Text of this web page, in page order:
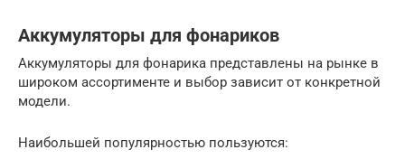
Аккумуляторы для фонариков
Аккумуляторы для фонарика представлены на рынке в
широком ассортименте и выбор зависит от конкретной
модели.
Наибольшей популярностью пользуются: